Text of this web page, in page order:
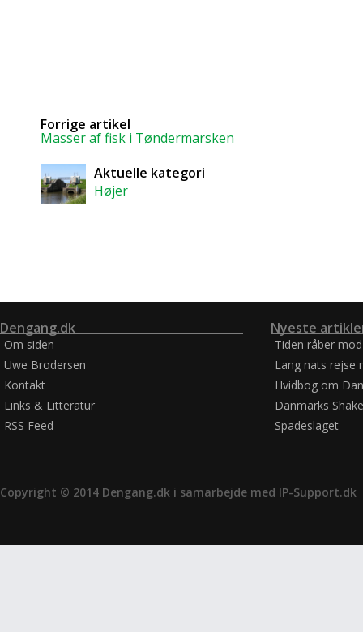
Forrige artikel
Masser af fisk i Tøndermarsken
Aktuelle kategori
Højer
Dengang.dk
Om siden
Uwe Brodersen
Kontakt
Links & Litteratur
RSS Feed
Nyeste
Tiden råber
Lang nats rejse
Hvidbog om
Danmarks
Spadeslaget
Copyright © 2014 Dengang.dk i samarbejde med IP-Support.dk